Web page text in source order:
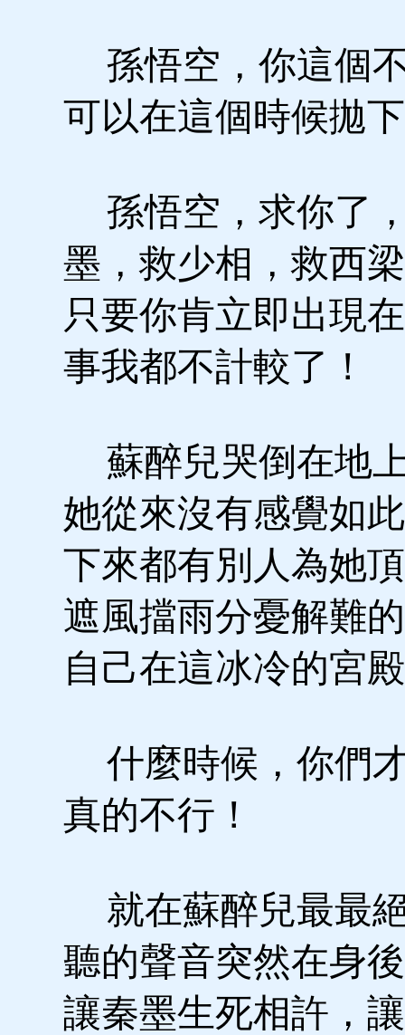
孫悟空，你這個
可以在這個時候拋
孫悟空，求你了
墨，救少相，救西
只要你肯立即出現
事我都不計較了！
蘇醉兒哭倒在地
她從來沒有感覺如
下來都有別人為她
遮風擋雨分憂解難
自己在這冰冷的宮
什麼時候，你們
真的不行！
就在蘇醉兒最最
聽的聲音突然在身
讓秦墨生死相許，